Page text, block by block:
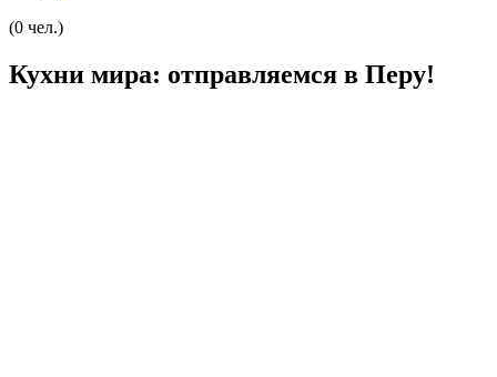
(0 чел.)
Кухни мира: отправляемся в Перу!